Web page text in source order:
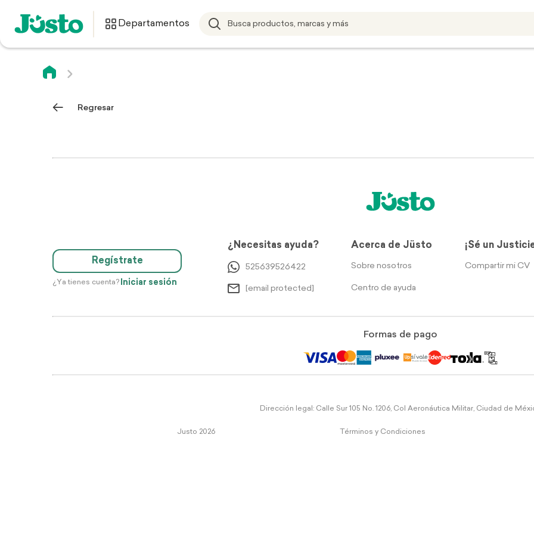
Departamentos
Regresar
Regístrate
¿Ya tienes cuenta? Iniciar sesión
¿Necesitas ayuda?
525639526422
[email protected]
Acerca de Jüsto
Sobre nosotros
Centro de ayuda
¡Sé un
Compartir mi CV
Formas de pago
Dirección legal: Calle Sur 105 No. 1206, Col Aeronáutica Militar, Ciudad de
Justo 2026 Términos y Condiciones